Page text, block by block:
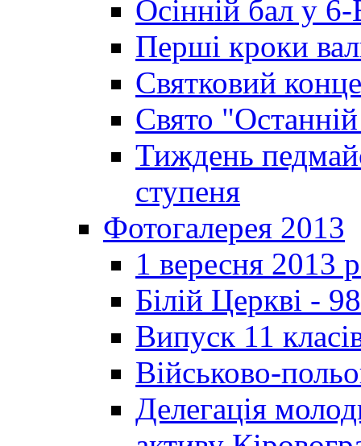
Осінній бал у 6-
Перші кроки
Святковий
Свято
Тиждень
ступеня
Фотогалерея 2013
1 вересня 2013
Білій Церкві -
Випуск 11
Військово-
Делегація